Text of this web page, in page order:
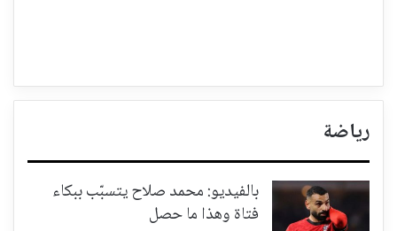
رياضة
بالفيديو: محمد صلاح يتسبّب ببكاء
فتاة وهذا ما حصل